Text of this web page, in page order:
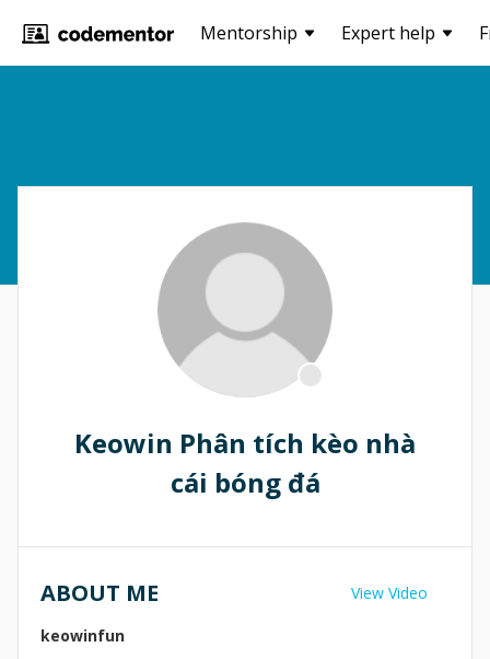
Mentorship Expert help
Keowin Phân tích kèo nhà
cái bóng đá
View Video
ABOUT ME
keowinfun